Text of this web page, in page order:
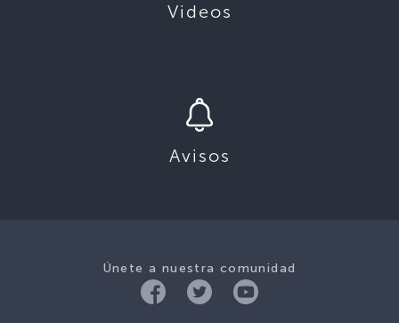
Videos
Avisos
Únete a nuestra comunidad